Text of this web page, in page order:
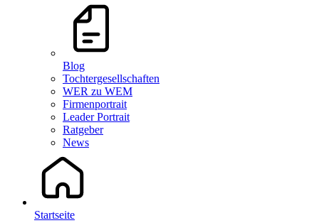
Blog
Tochtergesellschaften
WER zu WEM
Firmenportrait
Leader Portrait
Ratgeber
News
Startseite